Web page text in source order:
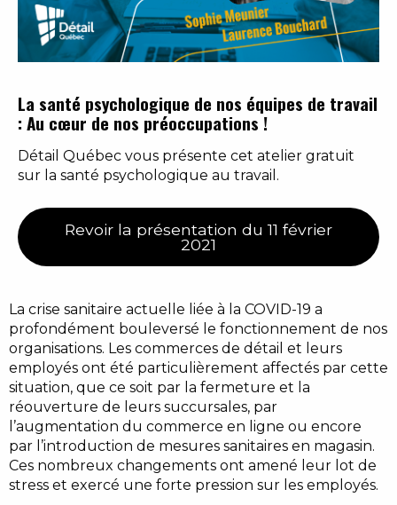
La santé psychologique de nos équipes de travail
: Au cœur de nos préoccupations !
Détail Québec vous présente cet atelier gratuit
sur la santé psychologique au travail.
Revoir la présentation du 11 février
2021
La crise sanitaire actuelle liée à la COVID-19 a
profondément bouleversé le fonctionnement de nos
organisations. Les commerces de détail et leurs
employés ont été particulièrement affectés par cette
situation, que ce soit par la fermeture et la
réouverture de leurs succursales, par
l’augmentation du commerce en ligne ou encore
par l’introduction de mesures sanitaires en magasin.
Ces nombreux changements ont amené leur lot de
stress et exercé une forte pression sur les employés.